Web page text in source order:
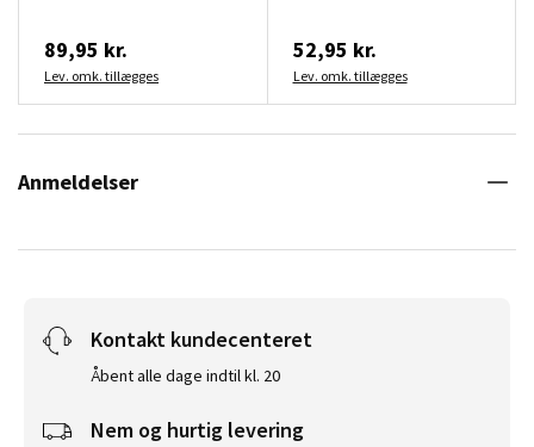
89,95 kr.
Lev. omk. tillægges
52,95 kr.
Lev. omk. tillægges
Anmeldelser
Kontakt kundecenteret
Åbent alle dage indtil kl. 20
Nem og hurtig levering